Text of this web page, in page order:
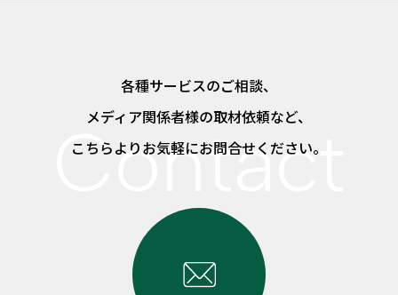
各種サービスのご相談、
メディア関係者様の取材依頼など、
こちらよりお気軽にお問合せください。